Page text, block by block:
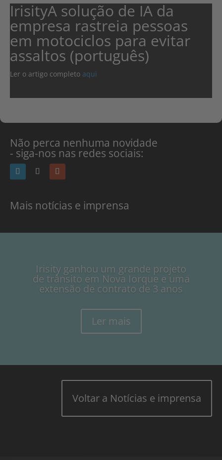
IrisityA solução de IA da
empresa rastreia pessoas
em motociclos para evitar
assaltos (português)
Ler o artigo completo aqui
Não perca nenhuma novidade
- siga-nos nas redes sociais:
Mais notícias e imprensa
Irisity ganhou um grande projeto
de trânsito em Nova Iorque e uma
extensão de contrato de 3 anos
Ler mais
Voltar a Notícias e imprensa